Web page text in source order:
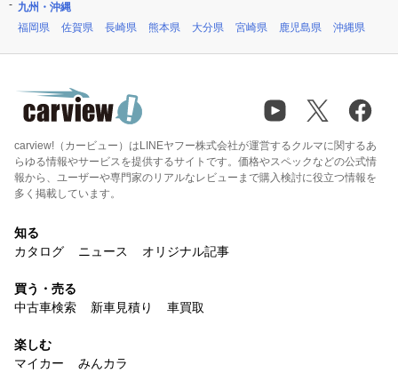
九州・沖縄
福岡県
佐賀県 長崎県 熊本県 大分県 宮崎県 鹿児島県 沖縄県
carview!（カービュー）はLINEヤフー株式会社が運営するクルマに関するあ
らゆる情報やサービスを提供するサイトです。価格やスペックなどの公式情
報から、ユーザーや専門家のリアルなレビューまで購入検討に役立つ情報を
多く掲載しています。
知る
カタログ
ニュース オリジナル記事
買う・売る
中古車検索
新車見積り 車買取
楽しむ
マイカー
みんカラ